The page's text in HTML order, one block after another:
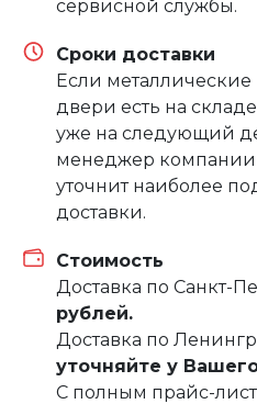
сервисной службы.
Сроки доставки
Если
двери есть на
уже на следующий
менеджер компании
уточнит наиболее
доставки.
Стоимость
Доставка по Санкт-
рублей.
Доставка по
уточняйте у
С полным прайс-